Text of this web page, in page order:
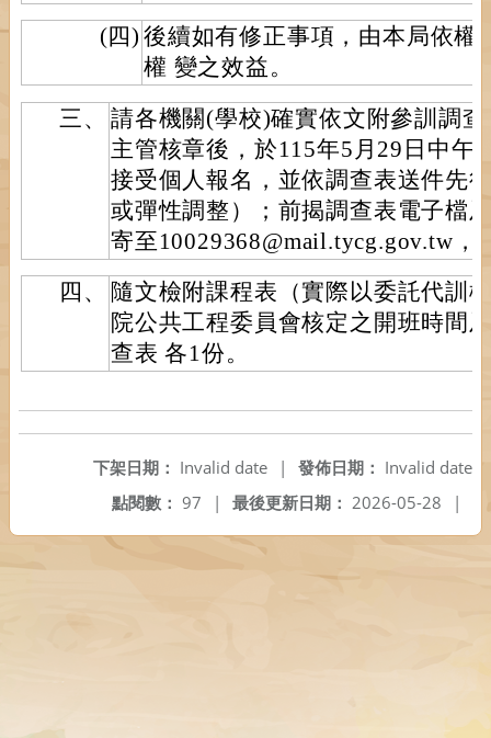
(四) 後續如有修正事項，由本局依權
權 變之效益。
三、
請各機關(學校)確實依文附參訓調
主管核章後，於115年5月29日中午
接受個人報名，並依調查表送件先
或彈性調整）；前揭調查表電子檔
寄至10029368@mail.tycg.gov.tw，
四、
隨文檢附課程表（實際以委託代訓
院公共工程委員會核定之開班時間
查表 各1份。
發佈日期： Invalid date
下架日期： Invalid date
|
最後更新日期： 2026-05-28 |
點閱數： 97 |